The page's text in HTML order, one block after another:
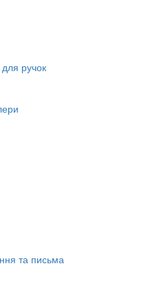
для ручок
та письма